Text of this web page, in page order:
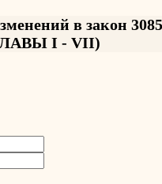
в закон
I - VII)